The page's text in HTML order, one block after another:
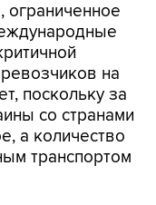
ограниченное
на
поскольку за
со странами
а количество
транспортом